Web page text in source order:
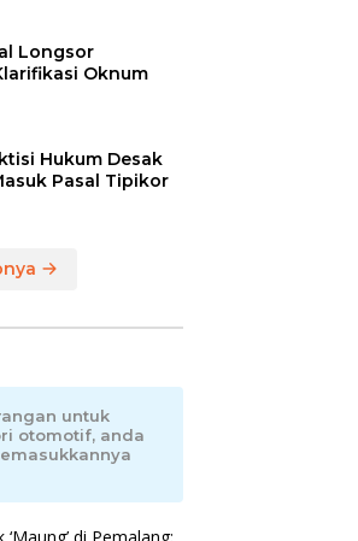
Longsor
Oknum
Hukum Desak
Pasal Tipikor
untuk
otomotif, anda